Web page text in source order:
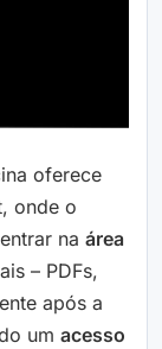
oferece
onde o
na área
– PDFs,
após a
um acesso